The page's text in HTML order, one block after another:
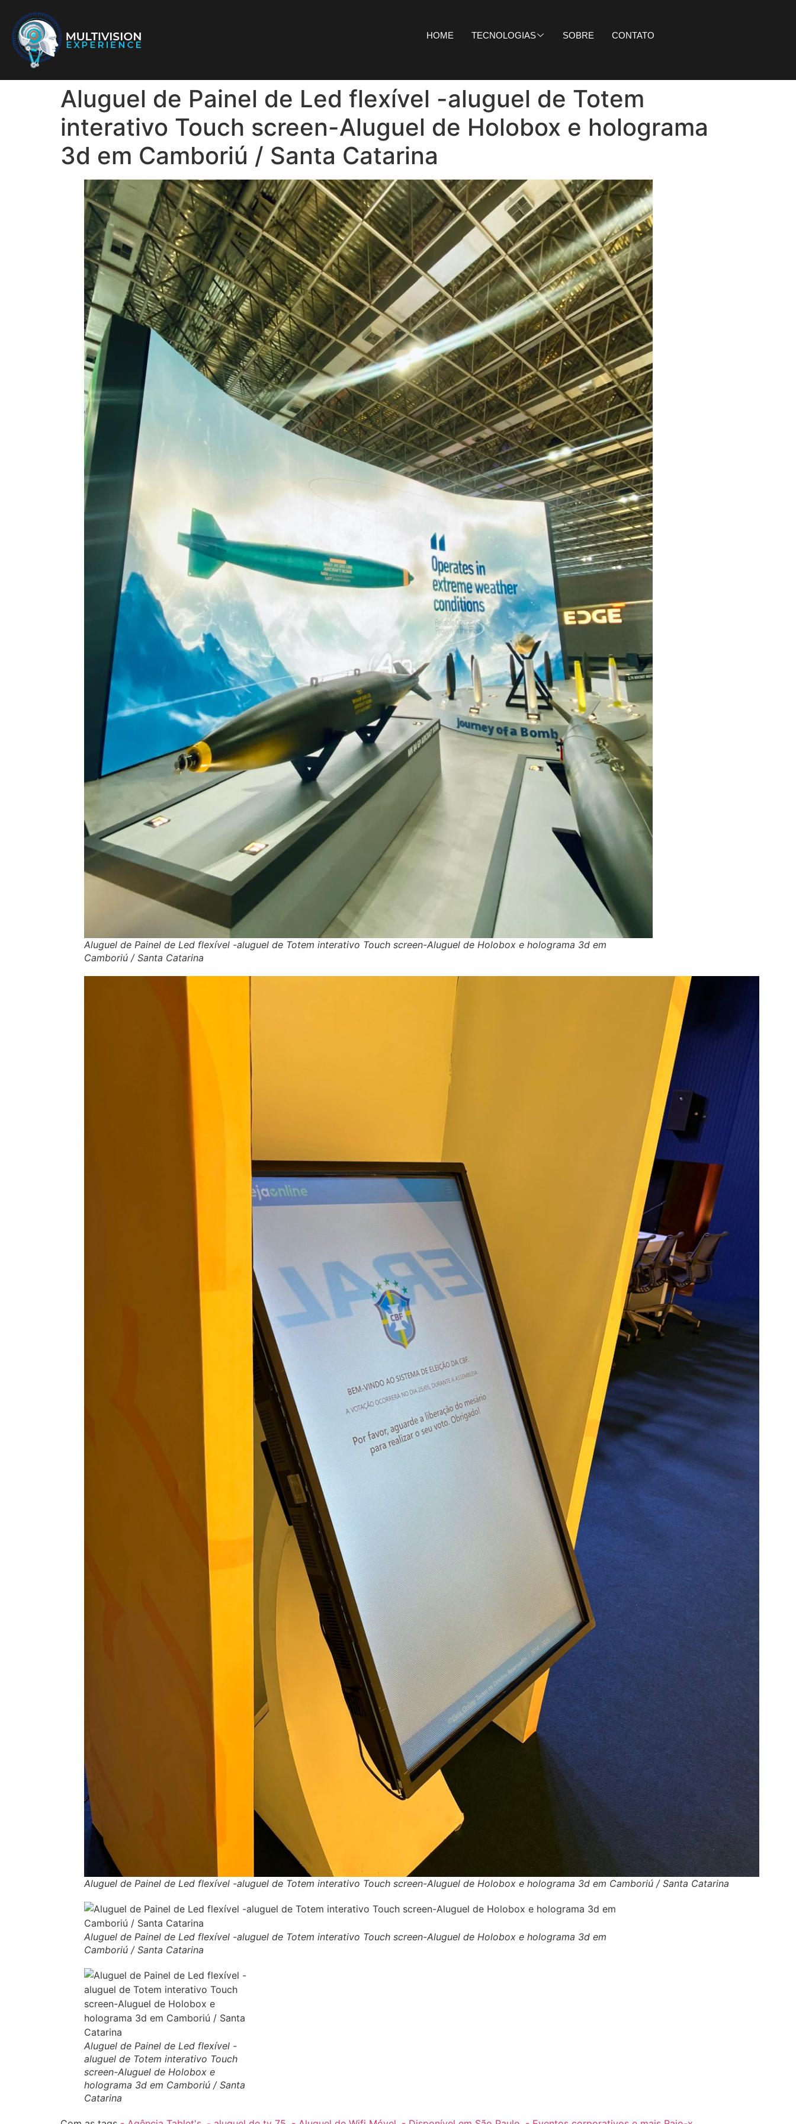
HOME TECNOLOGIAS SOBRE CONTATO
Aluguel de Painel de Led flexível -aluguel de Totem
interativo Touch screen-Aluguel de Holobox e holograma
3d em Camboriú / Santa Catarina
Aluguel de Painel de Led flexível -aluguel de Totem interativo Touch screen-Aluguel de Holobox e holograma 3d em
Camboriú / Santa Catarina
Aluguel de Painel de Led flexível -aluguel de Totem interativo Touch screen-Aluguel de Holobox e holograma 3d em Camboriú / Santa Catarina
Aluguel de Painel de Led flexível -aluguel de Totem interativo Touch screen-Aluguel de Holobox e holograma 3d em
Camboriú / Santa Catarina
Aluguel de Painel de Led flexível -
aluguel de Totem interativo Touch
screen-Aluguel de Holobox e
holograma 3d em Camboriú / Santa
Catarina